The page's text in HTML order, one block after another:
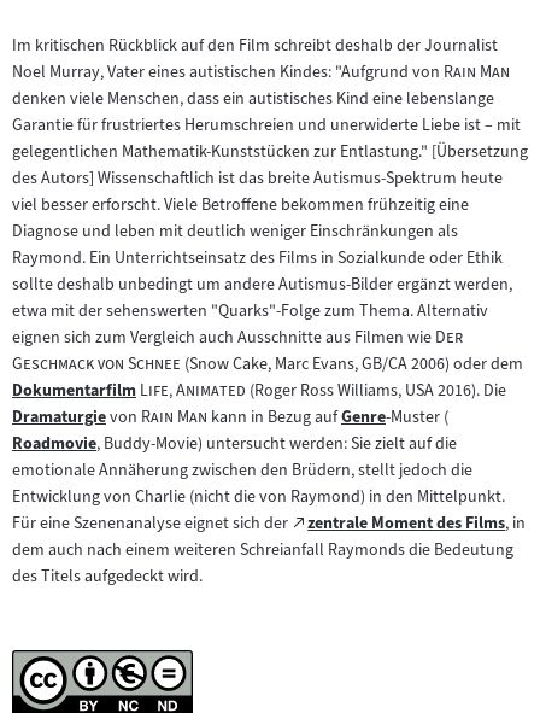
Im kritischen Rückblick auf den Film schreibt deshalb der Journalist
Noel Murray, Vater eines autistischen Kindes: "Aufgrund von "Rain Man
denken viele Menschen, dass ein autistisches Kind eine lebenslange
Garantie für frustriertes Herumschreien und unerwiderte Liebe ist – mit
gelegentlichen Mathematik-Kunststücken zur Entlastung." [Übersetzung
des Autors] Wissenschaftlich ist das breite Autismus-Spektrum heute
viel besser erforscht. Viele Betroffene bekommen frühzeitig eine
Diagnose und leben mit deutlich weniger Einschränkungen als
Raymond. Ein Unterrichtseinsatz des Films in Sozialkunde oder Ethik
sollte deshalb unbedingt um andere Autismus-Bilder ergänzt werden,
etwa mit der sehenswerten "Quarks"-Folge zum Thema. Alternativ
eignen sich zum Vergleich auch Ausschnitte aus Filmen wie "Der
Geschmack von Schnee "(Snow Cake, Marc Evans, GB/CA 2006) oder dem
Zum
Inhalt:
Dokumentarfilm "Life, Animated "(Roger Ross Williams, USA 2016). Die
Zum
Inhalt:
Dramaturgievon "Rain Man "kann in Bezug aufZum
Inhalt:
Genre-Muster (
Zum
Inhalt:
Roadmovie, Buddy-Movie) untersucht werden: Sie zielt auf die
emotionale Annäherung zwischen den Brüdern, stellt jedoch die
Entwicklung von Charlie (nicht die von Raymond) in den Mittelpunkt.
Für eine Szenenanalyse eignet sich der
Zum
externen
zentrale Moment des Films
(öffnet
im
, in
dem auch nach einem weiteren Schreianfall Raymonds die Bedeutung
des Titels aufgedeckt wird.